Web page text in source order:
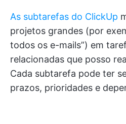
As subtarefas do ClickUp
projetos grandes (por
todos os e-mails”) em
relacionadas que posso
Cada subtarefa pode ter
prazos, prioridades e